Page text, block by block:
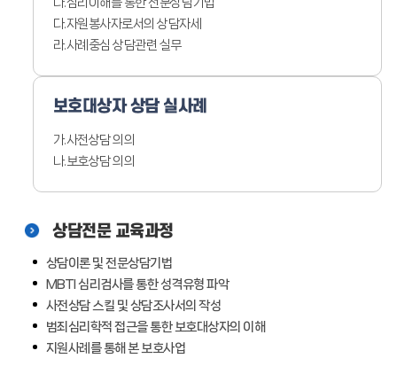
다.자원봉사자로서의 상담자세
라.사례중심 상담관련 실무
보호대상자 상담 실사례
가.사전상담 의의
나.보호상담 의의
상담전문 교육과정
상담이론 및 전문상담기법
MBTI 심리검사를 통한 성격유형 파악
사전상담 스킬 및 상담조사서의 작성
범죄심리학적 접근을 통한 보호대상자의 이해
지원사례를 통해 본 보호사업